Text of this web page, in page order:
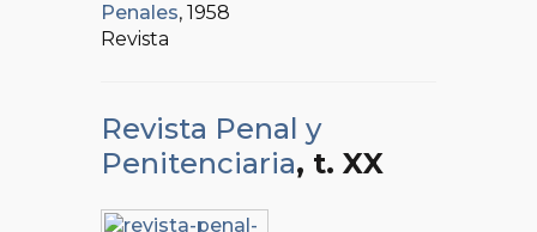
Penales, 1958
Revista
Revista Penal y
Penitenciaria, t. XX